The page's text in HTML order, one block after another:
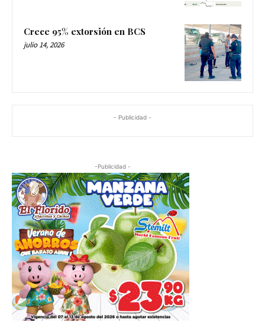
Crece 95% extorsión en BCS
julio 14, 2026
- Publicidad -
-Publicidad -